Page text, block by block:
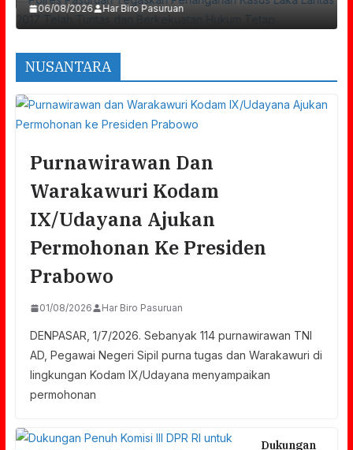
06/08/2026 Har Biro Pasuruan
NUSANTARA
Purnawirawan Dan
Warakawuri Kodam
IX/Udayana Ajukan
Permohonan Ke Presiden
Prabowo
01/08/2026 Har Biro Pasuruan
DENPASAR, 1/7/2026. Sebanyak 114 purnawirawan TNI
AD, Pegawai Negeri Sipil purna tugas dan Warakawuri di
lingkungan Kodam IX/Udayana menyampaikan
permohonan
Dukungan